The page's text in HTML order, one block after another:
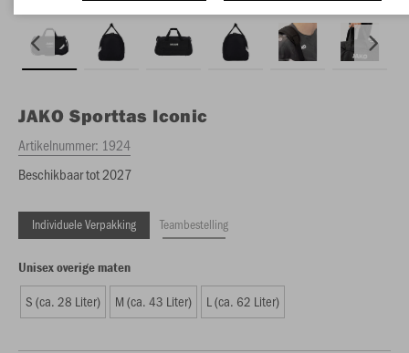
JAKO Sporttas Iconic
Artikelnummer: 1924
Beschikbaar tot 2027
Individuele Verpakking Teambestelling
Unisex overige maten
S (ca. 28 Liter) M (ca. 43 Liter) L (ca. 62 Liter)